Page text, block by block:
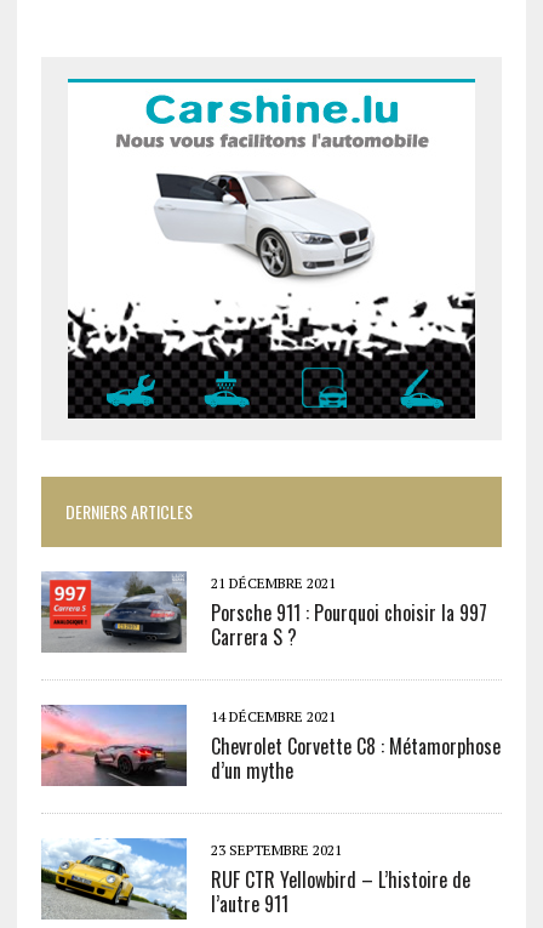
DERNIERS ARTICLES
21 DÉCEMBRE 2021
Porsche 911 : Pourquoi choisir la 997
Carrera S ?
14 DÉCEMBRE 2021
Chevrolet Corvette C8 : Métamorphose
d’un mythe
23 SEPTEMBRE 2021
RUF CTR Yellowbird – L’histoire de
l’autre 911